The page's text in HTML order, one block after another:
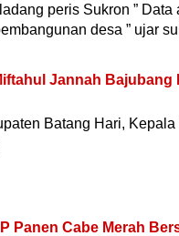
peris Sukron ”
desa ” ujar
Jannah
Batang Hari,
Panen Cabe Merah